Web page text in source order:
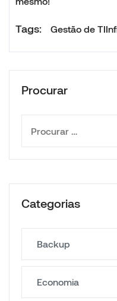
Tags: Gestão de TI
Procurar
Categorias
Backup
Economia